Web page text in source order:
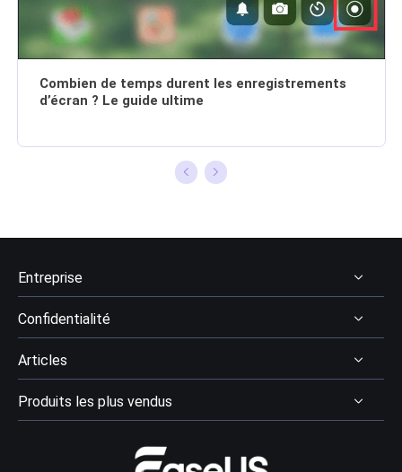
Twitter, à
bientôt!…
Combien de temps durent les enregistrements
d’écran ? Le guide ultime
Entreprise
À Propos
Avis & récompenses
Contactez EaseUS
Confidentialité
Désinstaller
Politique de remboursement
Articles
Récupération des données
Avis logiciel récupération données
Produits les plus vendus
Data Recovery Wizard Pro